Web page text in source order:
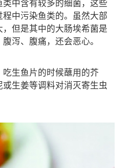
中含有较多的细菌，这些
中污染鱼类的。虽然大部
但是其中的大肠埃希菌是
泻、腹痛，还会恶心。
生鱼片的时候蘸用的芥
生姜等调料对消灭寄生虫